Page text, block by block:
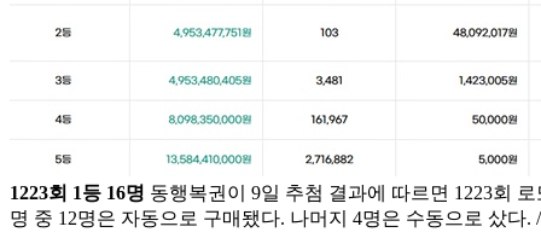
1223회 1등 16명 동행복권이 9일 추첨 결과에 따르면 1223회
명 중 12명은 자동으로 구매됐다. 나머지 4명은 수동으로 샀다.